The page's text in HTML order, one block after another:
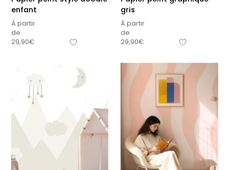
enfant
À partir
de
29,90€
gris
À partir
de
29,90€